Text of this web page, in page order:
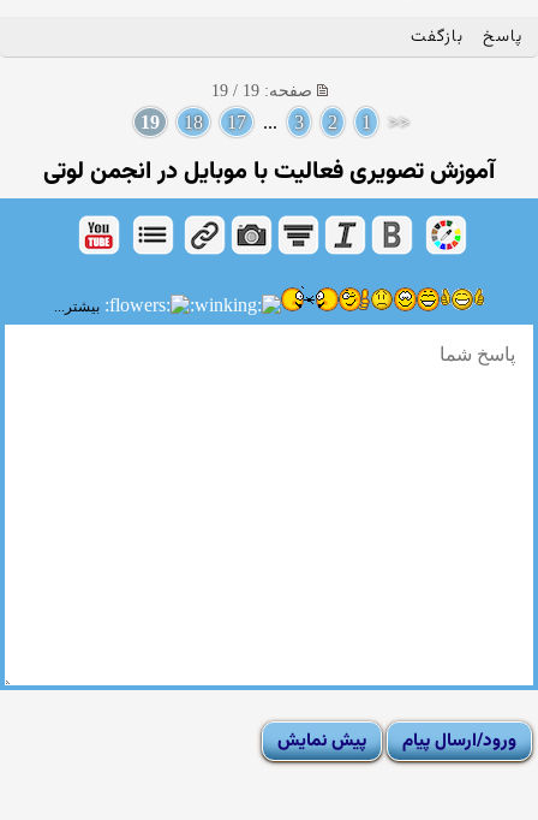
پاسخ بازگفت
صفحه: 19 / 19
<<
1
2
3
...
17
18
19
آموزش تصویری فعالیت با موبایل در انجمن لوتی
بیشتر...